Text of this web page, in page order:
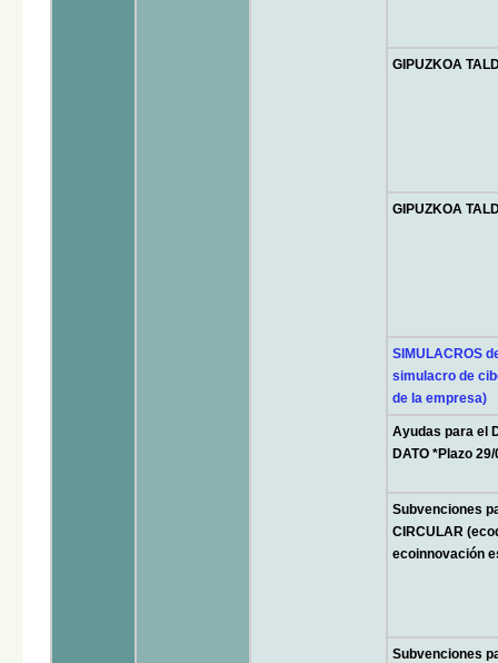
GIPUZKOA
GIPUZKOA
SIMULACROS
simulacro de
de la empresa)
Ayudas para el
DATO *Plazo
Subvenciones
CIRCULAR
ecoinnovación
Subvenciones